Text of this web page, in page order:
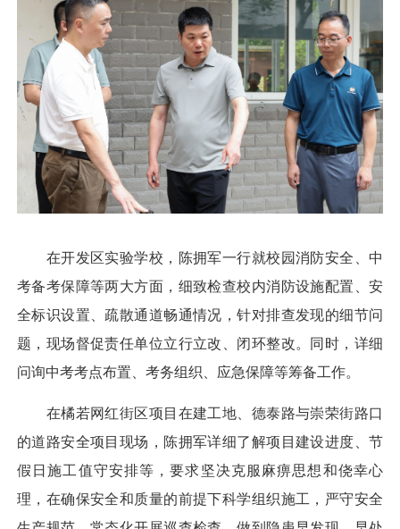
在开发区实验学校，陈拥军一行就校园消防安全、中
考备考保障等两大方面，细致检查校内消防设施配置、安
全标识设置、疏散通道畅通情况，针对排查发现的细节问
题，现场督促责任单位立行立改、闭环整改。同时，详细
问询中考考点布置、考务组织、应急保障等筹备工作。
在橘若网红街区项目在建工地、德泰路与崇荣街路口
的道路安全项目现场，陈拥军详细了解项目建设进度、节
假日施工值守安排等，要求坚决克服麻痹思想和侥幸心
理，在确保安全和质量的前提下科学组织施工，严守安全